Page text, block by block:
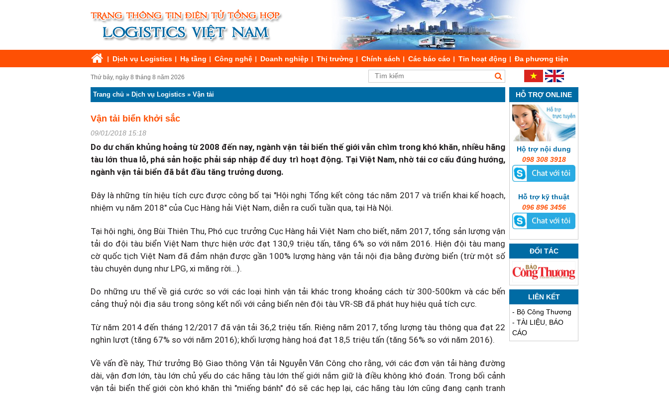
Dịch vụ Logistics Hạ tầng Công nghệ Doanh nghiệp Thị trường Chính sách Các báo cáo Tin hoạt động Đa phương tiện
Thứ bảy, ngày 8 tháng 8 năm 2026
Trang chủ » Dịch vụ Logistics » Vận tải
Vận tải biển khởi sắc
09/01/2018 15:18
Do dư chấn khủng hoảng từ 2008 đến nay, ngành vận tải biển thế giới vẫn chìm trong khó khăn, nhiều hãng
tàu lớn thua lỗ, phá sản hoặc phải sáp nhập để duy trì hoạt động. Tại Việt Nam, nhờ tái cơ cấu đúng hướng,
ngành vận tải biển đã bắt đầu tăng trưởng dương.
Đây là những tín hiệu tích cực được công bố tại "Hội nghị Tổng kết công tác năm 2017 và triển khai kế hoạch,
nhiệm vụ năm 2018" của Cục Hàng hải Việt Nam, diễn ra cuối tuần qua, tại Hà Nội.
Tại hội nghị, ông Bùi Thiên Thu, Phó cục trưởng Cục Hàng hải Việt Nam cho biết, năm 2017, tổng sản lượng vận
tải do đội tàu biển Việt Nam thực hiện ước đạt 130,9 triệu tấn, tăng 6% so với năm 2016. Hiện đội tàu mang
cờ quốc tịch Việt Nam đã đảm nhận được gần 100% lượng hàng vận tải nội địa bằng đường biển (trừ một số
tàu chuyên dụng như LPG, xi măng rời...).
Do những ưu thế về giá cước so với các loại hình vận tải khác trong khoảng cách từ 300-500km và các bến
cảng thuỷ nội địa sâu trong sông kết nối với cảng biển nên đội tàu VR-SB đã phát huy hiệu quả tích cực.
Từ năm 2014 đến tháng 12/2017 đã vận tải 36,2 triệu tấn. Riêng năm 2017, tổng lượng tàu thông qua đạt 22
nghìn lượt (tăng 67% so với năm 2016); khối lượng hàng hoá đạt 18,5 triệu tấn (tăng 56% so với năm 2016).
Về vấn đề này, Thứ trưởng Bộ Giao thông Vận tải Nguyễn Văn Công cho rằng, với các đơn vận tải hàng đường
dài, vận đơn lớn, tàu lớn chủ yếu do các hãng tàu lớn thế giới nắm giữ là điều không khó đoán. Trong bối cảnh
vận tải biển thế giới còn khó khăn thì "miếng bánh" đó sẽ các hẹp lại, các hãng tàu lớn cũng đang cạnh tranh
HỖ TRỢ ONLINE
Hộ trợ nội dung
098 308 3918
Hỗ trợ kỹ thuật
096 896 3456
ĐỐI TÁC
LIÊN KẾT
- Bộ Công Thương
- TÀI LIỆU, BÁO
CÁO